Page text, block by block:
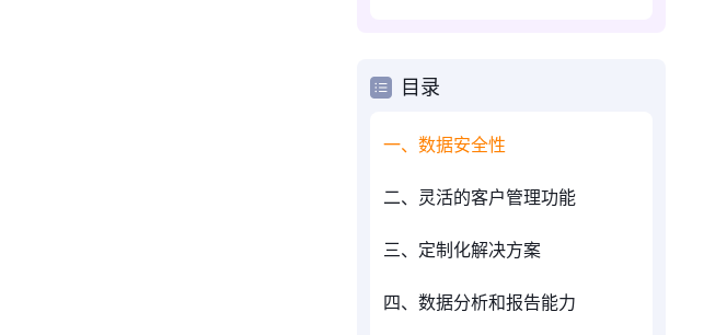
目录
一、数据安全性
二、灵活的客户管理功能
三、定制化解决方案
四、数据分析和报告能力